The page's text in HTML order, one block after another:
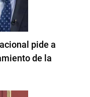
pide a
de la